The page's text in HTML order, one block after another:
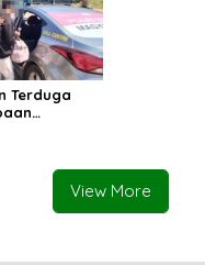
Terduga
View More